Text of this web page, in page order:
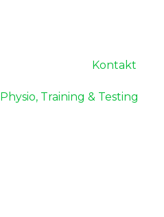
Kontakt
Physio, Training & Testing